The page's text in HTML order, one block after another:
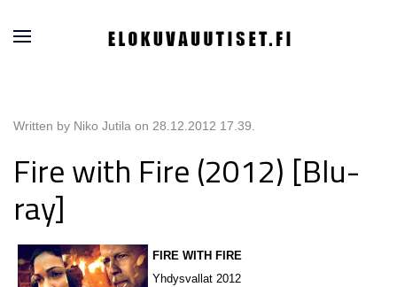
Written by Niko Jutila on 28.12.2012 17.39
Fire with Fire (2012) [Blu-
ray]
FIRE WITH FIRE
Yhdysvallat 2012